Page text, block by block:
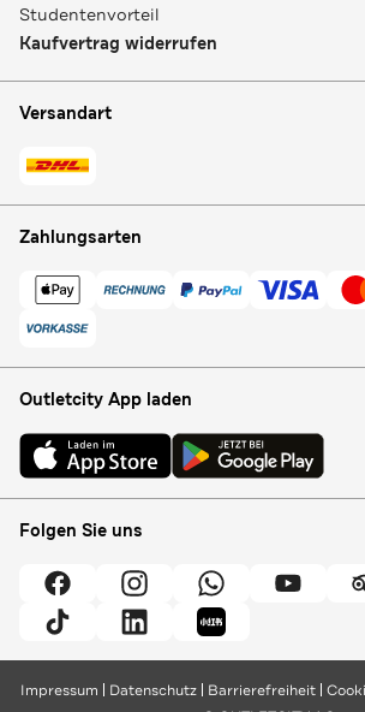
Studentenvorteil
Kaufvertrag widerrufen
Versandart
Zahlungsarten
Outletcity App laden
Folgen Sie uns
Impressum Datenschutz Barrierefreiheit